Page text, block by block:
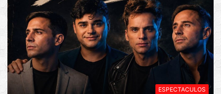
ESPECTACULOS